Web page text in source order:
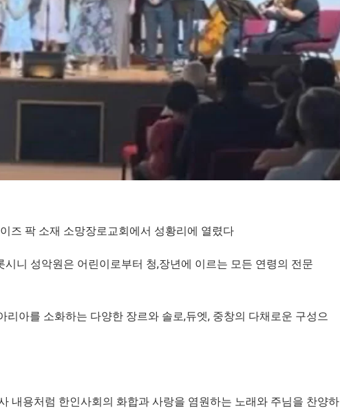
즈 팍 소재 소망장로교회에서 성황리에 열렸다
니 성악원은 어린이로부터 청,장년에 이르는 모든 연령의 전문
아를 소화하는 다양한 장르와 솔로,듀엣, 중창의 다채로운 구성으
내용처럼 한인사회의 화합과 사랑을 염원하는 노래와 주님을 찬양하